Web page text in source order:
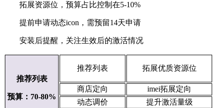
拓展资源位，预算占比控制在5-10%
提前申请动态icon，需预留14天申请
安装后提醒，关注生效后的激活情况
推荐列表
预算：70-80%
推荐列表 拓展优质资源位
商店定向
imei拓展定向
动态调价
提升激活量级